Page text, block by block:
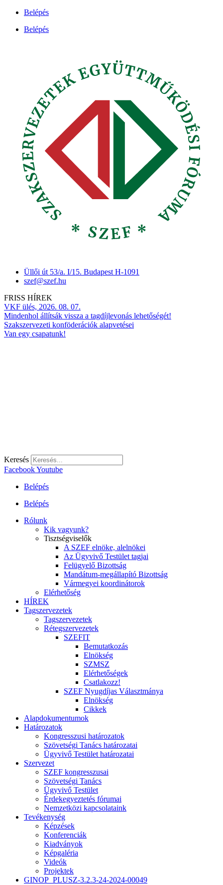
Ugrás
tartalomhoz
Belépés
Belépés
Üllői út 53/a. I/15. Budapest H-1091
szef@szef.hu
FRISS HÍREK
VKF ülés, 2026. 08. 07.
Mindenhol állítsák vissza a tagdíjlevonás lehetőségét!
Szakszervezeti konföderációk alapvetései
Van egy csapatunk!
Keresés
FacebookYoutube
Belépés
Belépés
Rólunk
Kik vagyunk?
Tisztségviselők
A SZEF elnöke, alelnökei
Az Ügyvivő Testület tagjai
Felügyelő Bizottság
Mandátum-megállapító Bizottság
Vármegyei koordinátorok
Elérhetőség
HÍREK
Tagszervezetek
Tagszervezetek
Rétegszervezetek
SZEFIT
Bemutatkozás
Elnökség
SZMSZ
Elérhetőségek
Csatlakozz!
SZEF Nyugdíjas Választmánya
Elnökség
Cikkek
Alapdokumentumok
Határozatok
Kongresszusi határozatok
Szövetségi Tanács határozatai
Ügyvivő Testület határozatai
Szervezet
SZEF kongresszusai
Szövetségi Tanács
Ügyvivő Testület
Érdekegyeztetés fórumai
Nemzetközi kapcsolataink
Tevékenység
Képzések
Konferenciák
Kiadványok
Képgaléria
Videók
Projektek
GINOP_PLUSZ-3.2.3-24-2024-00049